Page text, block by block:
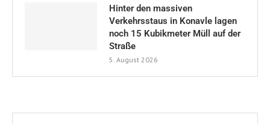
Hinter den massiven
Verkehrsstaus in Konavle lagen
noch 15 Kubikmeter Müll auf der
Straße
5. August 2026